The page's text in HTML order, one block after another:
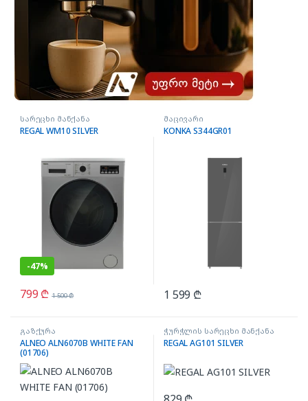
სარეცხი მანქანა
REGAL WM10 SILVER
-47%
799 ₾ 1 500₾
მაცივარი
KONKA S344GR01
1 599 ₾
გაზქურა
ALNEO ALN6070B WHITE FAN
(01706)
ჭურჭლის სარეცხი მანქანა
REGAL AG101 SILVER